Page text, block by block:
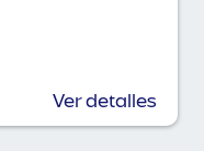
Ver detalles